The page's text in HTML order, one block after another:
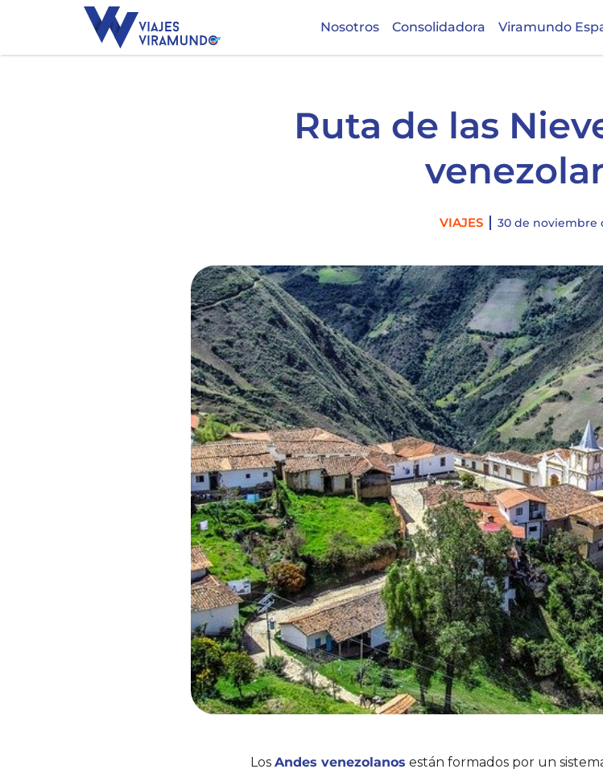
Nosotros Consolidadora Viramundo
Ruta de las
Categories
VIAJES 30 de noviembre
LosAndes venezolanos están formados por un